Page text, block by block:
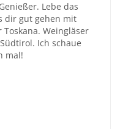
Lebe das
dir gut gehen mit
Weingläser
Ich schaue
mal!